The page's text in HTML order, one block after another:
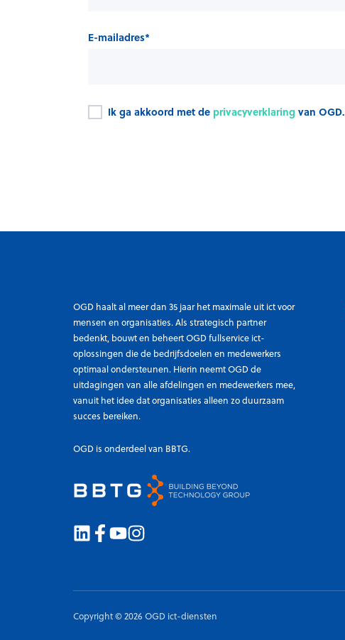
E-mailadres*
Ik ga akkoord met de privacyverklaring van OGD.
OGD haalt al meer dan 35 jaar het maximale uit ict voor
mensen en organisaties. Als strategisch partner
bedenkt, bouwt en beheert OGD fullservice ict-
oplossingen die de bedrijfsdoelen en medewerkers
optimaal ondersteunen. Hierin neemt OGD de
uitdagingen van alle afdelingen en medewerkers mee,
vanuit het idee dat organisaties alleen zo duurzaam
succes bereiken.
OGD is onderdeel van BBTG.
Copyright © 2026 OGD ict-diensten